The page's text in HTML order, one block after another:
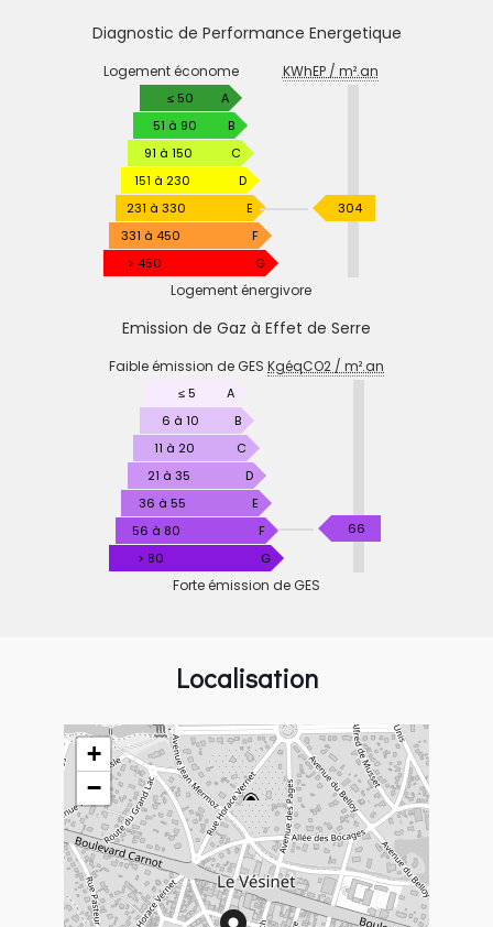
Diagnostic de Performance Energetique
DE
PERFORMANCE
ENERGETIQUE
Logement économe KWhEP / m².an
≤ 50
A
51 à 90
B
91 à 150
C
151 à 230
D
231 à 330
E
331 à 450
F
> 450
G
304KWhEP
Logement énergivore
Emission de Gaz à Effet de Serre
DE
EFFET
SERRE
Faible émission de GES KgéqCO2 / m².an
≤ 5
A
6 à 10
B
11 à 20
C
21 à 35
D
36 à 55
E
56 à 80
F
> 80
G
66KgéqCO2
Forte émission de GES
Localisation
+
−